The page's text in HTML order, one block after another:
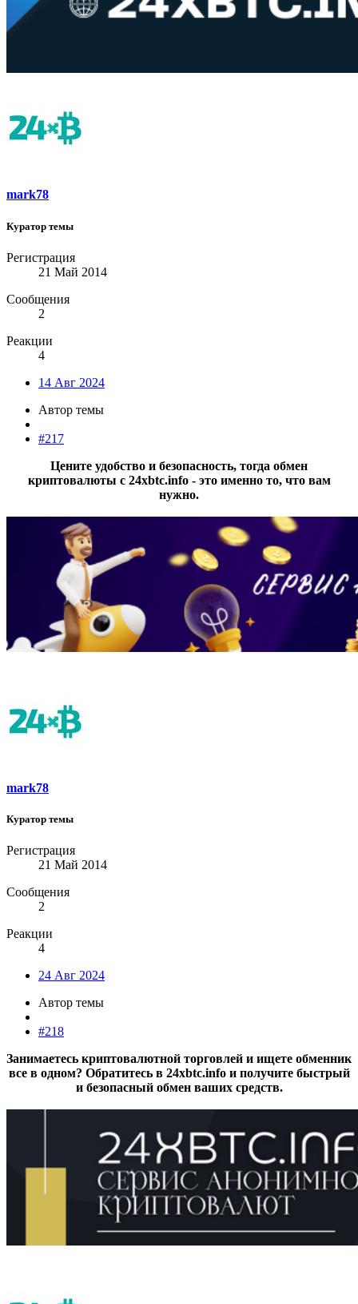
mark78
Куратор темы
Регистрация
21 Май 2014
Сообщения
2
Реакции
4
14 Авг 2024
Автор темы
#217
Цените удобство и безопасность, тогда обмен
криптовалюты с 24xbtc.info - это именно то, что вам
нужно.
mark78
Куратор темы
Регистрация
21 Май 2014
Сообщения
2
Реакции
4
24 Авг 2024
Автор темы
#218
Занимаетесь криптовалютной торговлей и ищете обменник
все в одном? Обратитесь в 24xbtc.info и получите быстрый
и безопасный обмен ваших средств.